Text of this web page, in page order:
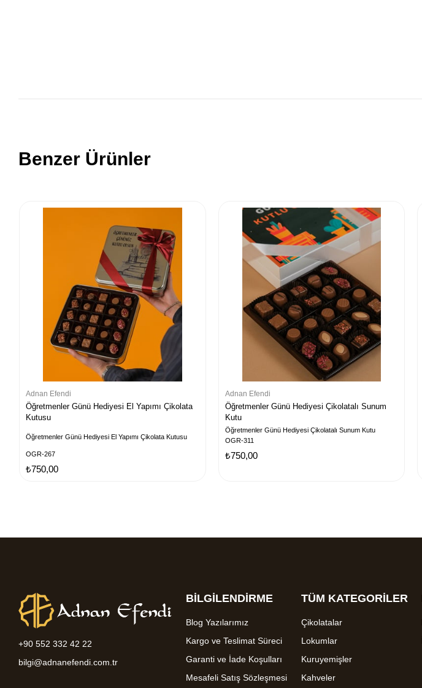
Benzer Ürünler
Adnan Efendi
Öğretmenler Günü Hediyesi El Yapımı Çikolata
Kutusu
Öğretmenler Günü Hediyesi El Yapımı Çikolata Kutusu
OGR-267
₺750,00
Adnan Efendi
Öğretmenler Günü Hediyesi Çikolatalı Sunum
Kutu
Öğretmenler Günü Hediyesi Çikolatalı Sunum Kutu
OGR-311
₺750,00
+90 552 332 42 22
bilgi@adnanefendi.com.tr
BİLGİLENDİRME
Blog Yazılarımız
Kargo ve Teslimat Süreci
Garanti ve İade Koşulları
Mesafeli Satış Sözleşmesi
TÜM KATEGORİLER
Çikolatalar
Lokumlar
Kuruyemişler
Kahveler